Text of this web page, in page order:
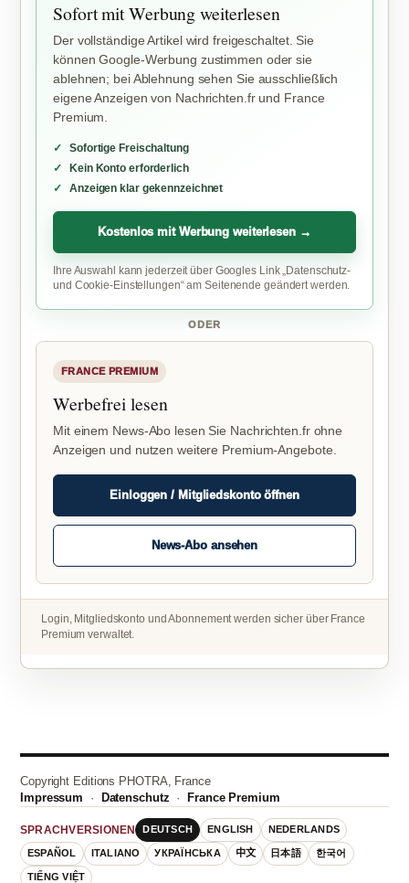
Sofort mit Werbung weiterlesen
Der vollständige Artikel wird freigeschaltet. Sie
können Google-Werbung zustimmen oder sie
ablehnen; bei Ablehnung sehen Sie ausschließlich
eigene Anzeigen von Nachrichten.fr und France
Premium.
Sofortige Freischaltung
Kein Konto erforderlich
Anzeigen klar gekennzeichnet
Kostenlos mit Werbung weiterlesen →
Ihre Auswahl kann jederzeit über Googles Link „Datenschutz-
und Cookie-Einstellungen“ am Seitenende geändert werden.
ODER
FRANCE PREMIUM
Werbefrei lesen
Mit einem News-Abo lesen Sie Nachrichten.fr ohne
Anzeigen und nutzen weitere Premium-Angebote.
Einloggen / Mitgliedskonto öffnen
News-Abo ansehen
Login, Mitgliedskonto und Abonnement werden sicher über France
Premium verwaltet.
Copyright Editions PHOTRA, France
Impressum · Datenschutz ·France Premium
SPRACHVERSIONEN DEUTSCH ENGLISH NEDERLANDS
ESPAÑOL ITALIANO УКРАЇНСЬКА 中文 日本語 한국어
TIẾNG VIỆT